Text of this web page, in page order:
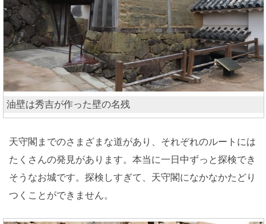
油壁は秀吉が作った壁の名残
天守閣までのさまざまな道があり、それぞれのルートには
たくさんの発見があります。本当に一日中ずっと探検でき
そうなお城です。探検しすぎて、天守閣になかなかたどり
つくことができません。